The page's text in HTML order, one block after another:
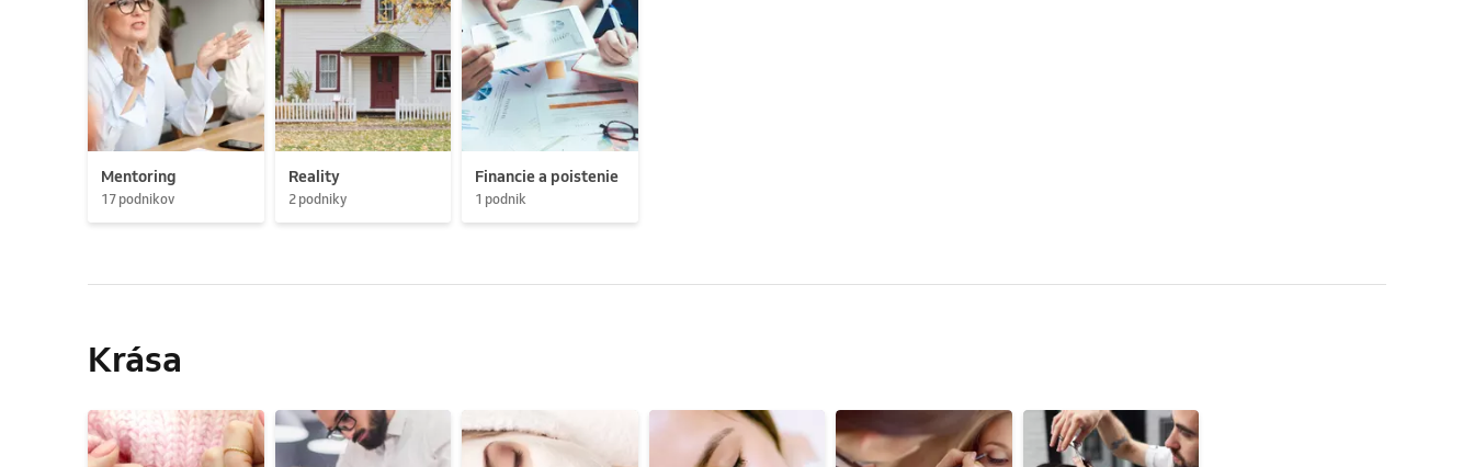
Mentoring
17 podnikov
Reality
2 podniky
Financie a poistenie
1 podnik
Krása